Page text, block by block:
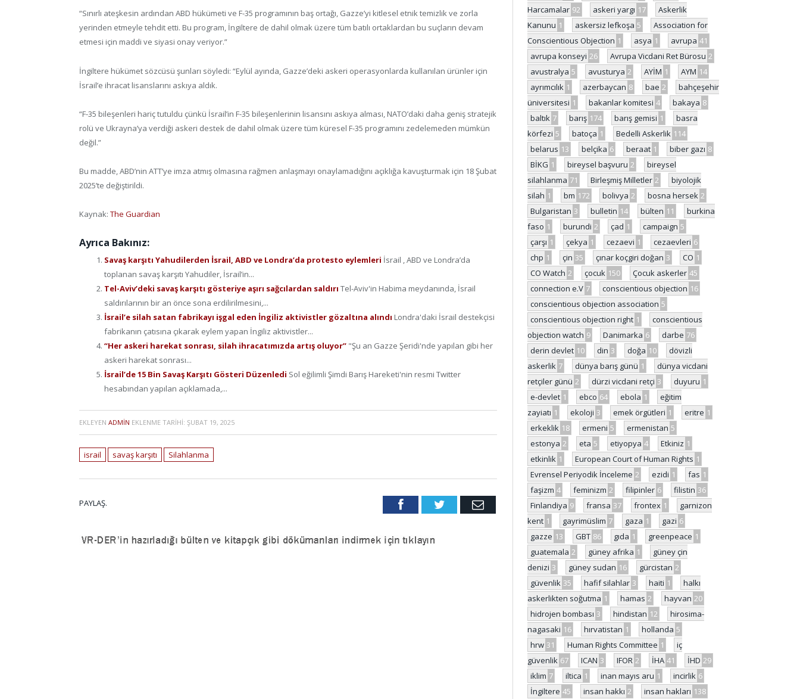
“Sınırlı ateşkesin ardından ABD hükümeti ve F-35 programının baş ortağı, Gazze’yi kitlesel etnik temizlik ve zorla
yerinden etmeyle tehdit etti. Bu program, İngiltere de dahil olmak üzere tüm batılı ortaklardan bu suçların devam
etmesi için maddi ve siyasi onay veriyor.”
İngiltere hükümet sözcüsü şunları söyledi: “Eylül ayında, Gazze’deki askeri operasyonlarda kullanılan ürünler için
İsrail’e ihracat lisanslarını askıya aldık.
“F-35 bileşenleri hariç tutuldu çünkü İsrail’in F-35 bileşenlerinin lisansını askıya alması, NATO’daki daha geniş stratejik
rolü ve Ukrayna’ya verdiği askeri destek de dahil olmak üzere tüm küresel F-35 programını zedelemeden mümkün
değil.”
Bu madde, ABD’nin ATT’ye imza atmış olmasına rağmen anlaşmayı onaylamadığını açıklığa kavuşturmak için 18 Şubat
2025’te değiştirildi.
Kaynak: The Guardian
Ayrıca Bakınız:
Savaş karşıtı Yahudilerden İsrail, ABD ve Londra’da protesto eylemleri İsrail , ABD ve Londra’da
toplanan savaş karşıtı Yahudiler, İsrail’in...
Tel-Aviv’deki savaş karşıtı gösteriye aşırı sağcılardan saldırı Tel-Aviv'in Habima meydanında, İsrail
saldırılarının bir an önce sona erdilirilmesini,...
İsrail’e silah satan fabrikayı işgal eden İngiliz aktivistler gözaltına alındı Londra'daki İsrail destekçisi
fabrikanın çatısına çıkarak eylem yapan İngiliz aktivistler...
“Her askeri harekat sonrası, silah ihracatımızda artış oluyor” "Şu an Gazze Şeridi'nde yapılan gibi her
askeri harekat sonrası...
İsrail’de 15 Bin Savaş Karşıtı Gösteri Düzenledi Sol eğilimli Şimdi Barış Hareketi'nin resmi Twitter
hesabından yapılan açıklamada,...
EKLEYEN ADMIN EKLENME TARIHI: ŞUBAT 19, 2025
israil savaş karşıtı Silahlanma
PAYLAŞ. FacebookTwitter Email
Harcamalar 92 askeri yargı 17
Askerlik
Kanunu 1 askersiz lefkoşa 5
Association for
Conscientious Objection 1 asya 1 avrupa 41
avrupa konseyi 26 Avrupa Vicdani Ret Bürosu 2
avustralya 5 avusturya 2 AYİM 1 AYM 14
ayrımcılık 1 azerbaycan 8 bae 2
bahçeşehir
üniversitesi 1 bakanlar komitesi 4 bakaya 8
baltık 7 barış 174 barış gemisi 1
basra
körfezi 5 batoça 1 Bedelli Askerlik 114
belarus 13 belçika 6 beraat 1 biber gazı 8
BİKG 1 bireysel başvuru 2
bireysel
silahlanma 71 Birleşmiş Milletler 2
biyolojik
silah 1 bm 172 bolivya 2 bosna hersek 2
Bulgaristan 3 bulletin 14 bülten 11
burkina
faso 1 burundi 2 çad 1 campaign 5
çarşı 1 çekya 1 cezaevi 1 cezaevleri 6
chp 1 çin 35 çınar koçgiri doğan 3 CO 1
CO Watch 2 çocuk 150 Çocuk askerler 45
connection e.V 7 conscientious objection 16
conscientious objection association 5
conscientious objection right 1
conscientious
objection watch 9 Danimarka 6 darbe 76
derin devlet 10 din 3 doğa 10
dövizli
askerlik 7 dünya barış günü 1
dünya vicdani
retçiler günü 2 dürzi vicdani retçi 3 duyuru 1
e-devlet 1 ebco 64 ebola 1
eğitim
zayiatı 1 ekoloji 3 emek örgütleri 1 eritre 1
erkeklik 18 ermeni 5 ermenistan 5
estonya 2 eta 5 etiyopya 4 Etkiniz 1
etkinlik 1 European Court of Human Rights 1
Evrensel Periyodik İnceleme 2 ezidi 1 fas 1
faşizm 4 feminizm 2 filipinler 6 filistin 36
Finlandiya 9 fransa 37 frontex 1
garnizon
kent 1 gayrimüslim 7 gaza 1 gazi 6
gazze 13 GBT 86 gıda 1 greenpeace 1
guatemala 2 güney afrika 1
güney çin
denizi 3 güney sudan 16 gürcistan 2
güvenlik 35 hafif silahlar 3 haiti 1
halkı
askerlikten soğutma 1 hamas 2 hayvan 20
hidrojen bombası 3 hindistan 12
hirosima-
nagasaki 16 hırvatistan 1 hollanda 5
hrw 31 Human Rights Committee 1
iç
güvenlik 67 ICAN 3 IFOR 2 İHA 41 İHD 29
iklim 7 iltica 1 inan mayıs aru 1 incirlik 6
İngiltere 45 insan hakkı 2 insan hakları 138